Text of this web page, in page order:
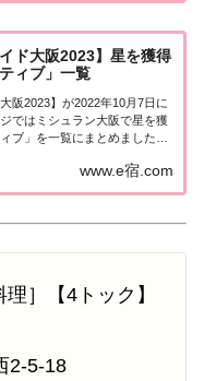
ド大阪2023】星を獲得
ィブ」一覧
阪2023】が2022年10月7日に
ではミシュラン大阪で星を獲
ブ」を一覧にまとめました。
で星を獲得したイノベーティブ
店、2つ星...
www.e宿.com
理］【4トック】
2-5-18